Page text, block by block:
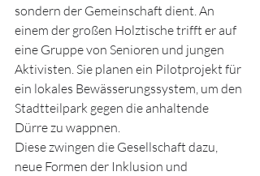
sondern der Gemeinschaft dient. An
einem der großen Holztische trifft er auf
eine Gruppe von Senioren und jungen
Aktivisten. Sie planen ein Pilotprojekt für
ein lokales Bewässerungssystem, um den
Stadtteilpark gegen die anhaltende
Dürre zu wappnen.
Diese zwingen die Gesellschaft dazu,
neue Formen der Inklusion und